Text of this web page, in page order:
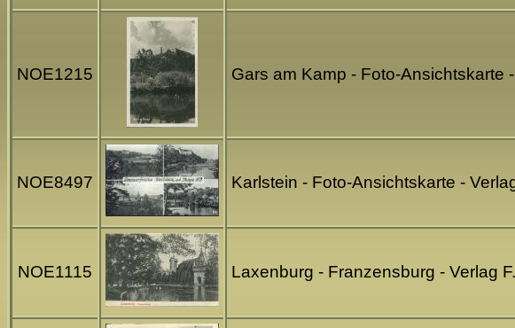
NOE1215 Gars am Kamp - Foto-Ansichtskarte
NOE8497 Karlstein - Foto-Ansichtskarte -
NOE1115 Laxenburg - Franzensburg - Verlag